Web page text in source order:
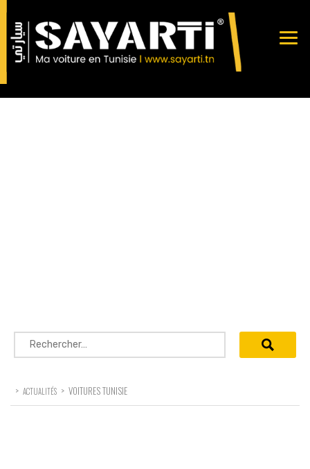
Rechercher :
> ACTUALITÉS > VOITURES TUNISIE